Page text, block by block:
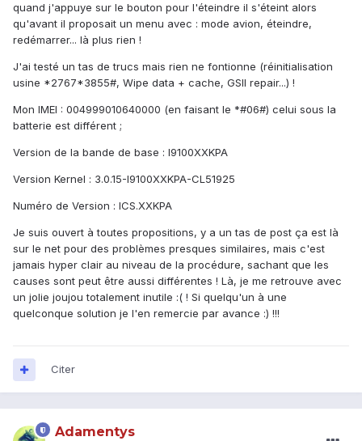
quand j'appuye sur le bouton pour l'éteindre il s'éteint alors
qu'avant il proposait un menu avec : mode avion, éteindre,
redémarrer... là plus rien !
J'ai testé un tas de trucs mais rien ne fontionne (réinitialisation
usine *2767*3855#, Wipe data + cache, GSII repair...) !
Mon IMEI : 004999010640000 (en faisant le *#06#) celui sous la
batterie est différent ;
Version de la bande de base : I9100XXKPA
Version Kernel : 3.0.15-I9100XXKPA-CL51925
Numéro de Version : ICS.XXKPA
Je suis ouvert à toutes propositions, y a un tas de post ça est là
sur le net pour des problèmes presques similaires, mais c'est
jamais hyper clair au niveau de la procédure, sachant que les
causes sont peut être aussi différentes ! Là, je me retrouve avec
un jolie joujou totalement inutile :( ! Si quelqu'un à une
quelconque solution je l'en remercie par avance :) !!!
Citer
Adamentys